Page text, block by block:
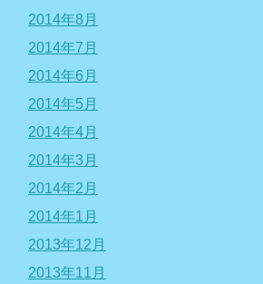
2014年8月
2014年7月
2014年6月
2014年5月
2014年4月
2014年3月
2014年2月
2014年1月
2013年12月
2013年11月